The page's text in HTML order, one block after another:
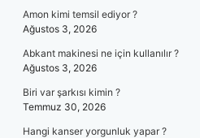
Amon kimi temsil ediyor ?
Ağustos 3, 2026
Abkant makinesi ne için kullanılır ?
Ağustos 3, 2026
Biri var şarkısı kimin ?
Temmuz 30, 2026
Hangi kanser yorgunluk yapar ?